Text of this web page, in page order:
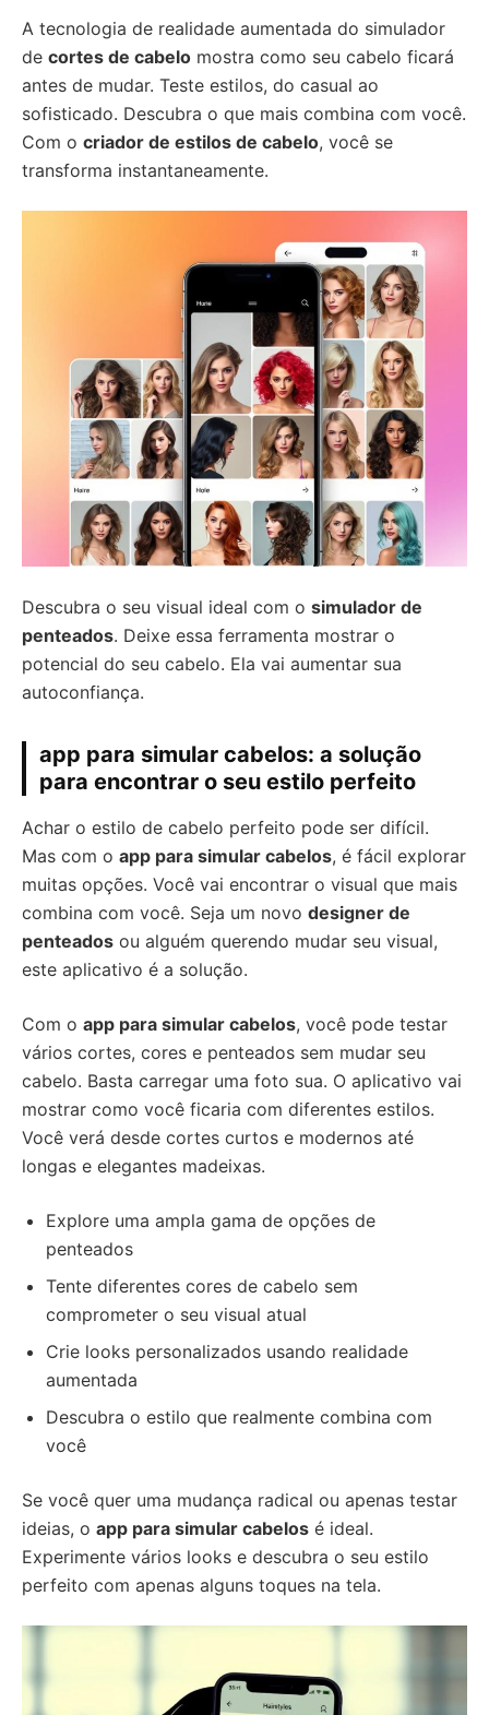
A tecnologia de realidade aumentada do simulador
de cortes de cabelo mostra como seu cabelo ficará
antes de mudar. Teste estilos, do casual ao
sofisticado. Descubra o que mais combina com você.
Com o criador de estilos de cabelo, você se
transforma instantaneamente.
Descubra o seu visual ideal com o simulador de
penteados. Deixe essa ferramenta mostrar o
potencial do seu cabelo. Ela vai aumentar sua
autoconfiança.
app para simular cabelos: a solução
para encontrar o seu estilo perfeito
Achar o estilo de cabelo perfeito pode ser difícil.
Mas com o app para simular cabelos, é fácil explorar
muitas opções. Você vai encontrar o visual que mais
combina com você. Seja um novo designer de
penteados ou alguém querendo mudar seu visual,
este aplicativo é a solução.
Com o app para simular cabelos, você pode testar
vários cortes, cores e penteados sem mudar seu
cabelo. Basta carregar uma foto sua. O aplicativo vai
mostrar como você ficaria com diferentes estilos.
Você verá desde cortes curtos e modernos até
longas e elegantes madeixas.
Explore uma ampla gama de opções de
penteados
Tente diferentes cores de cabelo sem
comprometer o seu visual atual
Crie looks personalizados usando realidade
aumentada
Descubra o estilo que realmente combina com
você
Se você quer uma mudança radical ou apenas testar
ideias, o app para simular cabelos é ideal.
Experimente vários looks e descubra o seu estilo
perfeito com apenas alguns toques na tela.